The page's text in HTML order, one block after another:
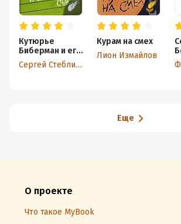
Кутюрье
Биберман и его
еврейское
счастье
Сергей Стеблиненко
Курам на смех
Лион Измайлов
Еще
О проекте
Что такое MyBook